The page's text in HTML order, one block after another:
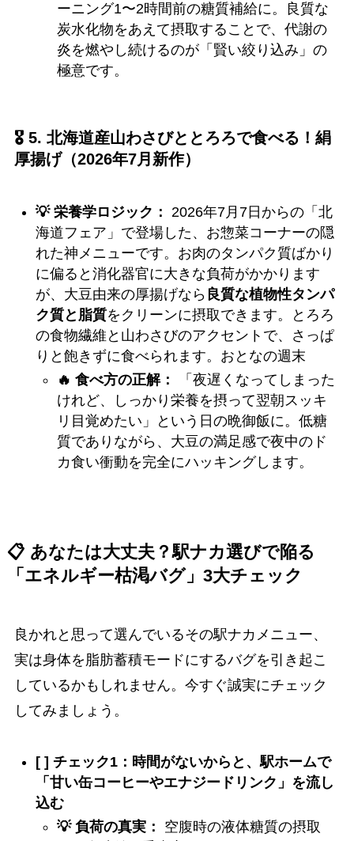
ーニング1〜2時間前の糖質補給に。良質な
炭水化物をあえて摂取することで、代謝の
炎を燃やし続けるのが「賢い絞り込み」の
極意です。
🎖️ 5. 北海道産山わさびととろろで食べる！絹
厚揚げ（2026年7月新作）
💡 栄養学ロジック：
2026年7月7日からの「北
海道フェア」で登場した、お惣菜コーナーの隠
れた神メニューです。お肉のタンパク質ばかり
に偏ると消化器官に大きな負荷がかかります
が、大豆由来の厚揚げなら 良質な植物性タンパ
ク質と脂質をクリーンに摂取できます。とろろ
の食物繊維と山わさびのアクセントで、さっぱ
りと飽きずに食べられます。おとなの週末
🔥 食べ方の正解：
「夜遅くなってしまった
けれど、しっかり栄養を摂って翌朝スッキ
リ目覚めたい」という日の晩御飯に。低糖
質でありながら、大豆の満足感で夜中のド
カ食い衝動を完全にハッキングします。
📋 あなたは大丈夫？駅ナカ選びで陥る
「エネルギー枯渇バグ」3大チェック
良かれと思って選んでいるその駅ナカメニュー、
実は身体を脂肪蓄積モードにするバグを引き起こ
しているかもしれません。今すぐ誠実にチェック
してみましょう。
[ ] チェック1：時間がないからと、駅ホームで
「甘い缶コーヒーやエナジードリンク」を流し
込む
💡 負荷の真実：
空腹時の液体糖質の摂取